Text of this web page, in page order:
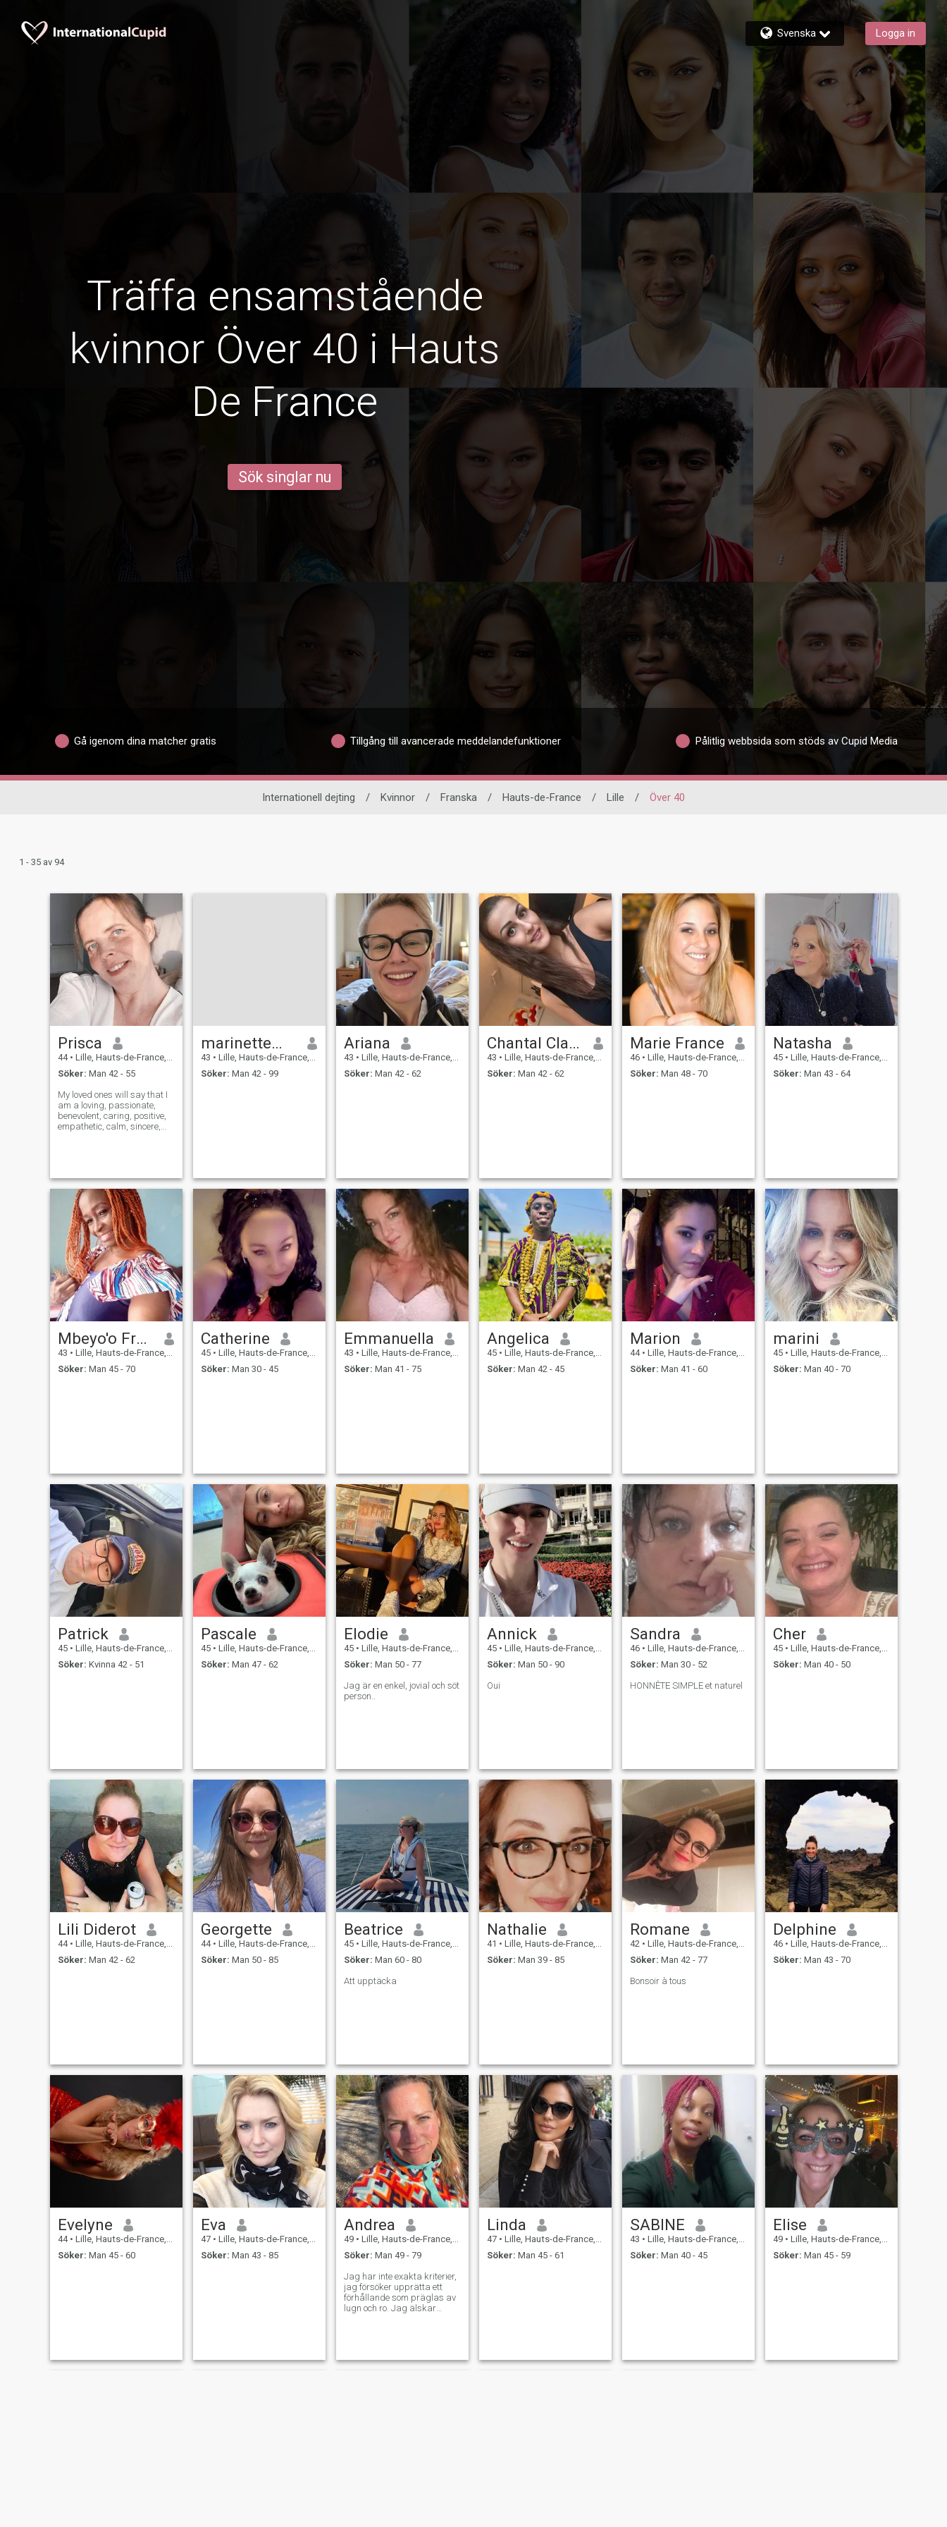
Svenska Logga in
Träffa ensamstående
kvinnor Över 40 i Hauts
De France
Sök singlar nu
Gå igenom dina matcher gratis Tillgång till avancerade meddelandefunktioner Pålitlig webbsida som stöds av Cupid Media
Internationell dejting / Kvinnor / Franska / Hauts-de-France / Lille / Över 40
1 - 35 av 94
Prisca
44 • Lille, Hauts-de-France, Frankrike
Söker: Man 42 - 55
My loved ones will say that I
am a loving, passionate,
benevolent, caring, positive,
empathetic, calm, sincere,
curious to discover new th
marinettemeliss
43 • Lille, Hauts-de-France, Frankrike
Söker: Man 42 - 99
Ariana
43 • Lille, Hauts-de-France, Frankrike
Söker: Man 42 - 62
Chantal Clarke
43 • Lille, Hauts-de-France, Frankrike
Söker: Man 42 - 62
Marie France
46 • Lille, Hauts-de-France, Frankrike
Söker: Man 48 - 70
Natasha
45 • Lille, Hauts-de-France, Frankrike
Söker: Man 43 - 64
Mbeyo'o Francine
43 • Lille, Hauts-de-France, Frankrike
Söker: Man 45 - 70
Catherine
45 • Lille, Hauts-de-France, Frankrike
Söker: Man 30 - 45
Emmanuella
43 • Lille, Hauts-de-France, Frankrike
Söker: Man 41 - 75
Angelica
45 • Lille, Hauts-de-France, Frankrike
Söker: Man 42 - 45
Marion
44 • Lille, Hauts-de-France, Frankrike
Söker: Man 41 - 60
marini
45 • Lille, Hauts-de-France, Frankrike
Söker: Man 40 - 70
Patrick
45 • Lille, Hauts-de-France, Frankrike
Söker: Kvinna 42 - 51
Pascale
45 • Lille, Hauts-de-France, Frankrike
Söker: Man 47 - 62
Elodie
45 • Lille, Hauts-de-France, Frankrike
Söker: Man 50 - 77
Jag är en enkel, jovial och söt
person..
Annick
45 • Lille, Hauts-de-France, Frankrike
Söker: Man 50 - 90
Oui
Sandra
46 • Lille, Hauts-de-France, Frankrike
Söker: Man 30 - 52
HONNÊTE SIMPLE et naturel
Cher
45 • Lille, Hauts-de-France, Frankrike
Söker: Man 40 - 50
Lili Diderot
44 • Lille, Hauts-de-France, Frankrike
Söker: Man 42 - 62
Georgette
44 • Lille, Hauts-de-France, Frankrike
Söker: Man 50 - 85
Beatrice
45 • Lille, Hauts-de-France, Frankrike
Söker: Man 60 - 80
Att upptäcka
Nathalie
41 • Lille, Hauts-de-France, Frankrike
Söker: Man 39 - 85
Romane
42 • Lille, Hauts-de-France, Frankrike
Söker: Man 42 - 77
Bonsoir à tous
Delphine
46 • Lille, Hauts-de-France, Frankrike
Söker: Man 43 - 70
Evelyne
44 • Lille, Hauts-de-France, Frankrike
Söker: Man 45 - 60
Eva
47 • Lille, Hauts-de-France, Frankrike
Söker: Man 43 - 85
Andrea
49 • Lille, Hauts-de-France, Frankrike
Söker: Man 49 - 79
Jag har inte exakta kriterier,
jag försöker upprätta ett
förhållande som präglas av
lugn och ro. Jag älskar
Linda
47 • Lille, Hauts-de-France, Frankrike
Söker: Man 45 - 61
SABINE
43 • Lille, Hauts-de-France, Frankrike
Söker: Man 40 - 45
Elise
49 • Lille, Hauts-de-France, Frankrike
Söker: Man 45 - 59